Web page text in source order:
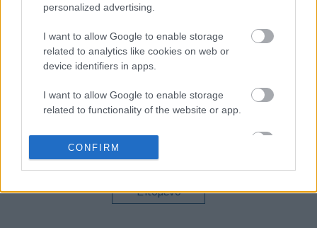
personalized advertising.
I want to allow Google to enable storage
related to analytics like cookies on web or
device identifiers in apps.
I want to allow Google to enable storage
related to functionality of the website or app.
I want to allow Google to enable storage
related to personalization.
related to security, including authentication
CONFIRM
τη Θεσσαλία η
ολοκλήρωση του Ε65
Παραδίδεται στην
κυκλοφορία το
τελευταίο τμήμα του
Ε65 - Ολοκληρώνεται
αυτοκινητόδρομος
Επόμενο